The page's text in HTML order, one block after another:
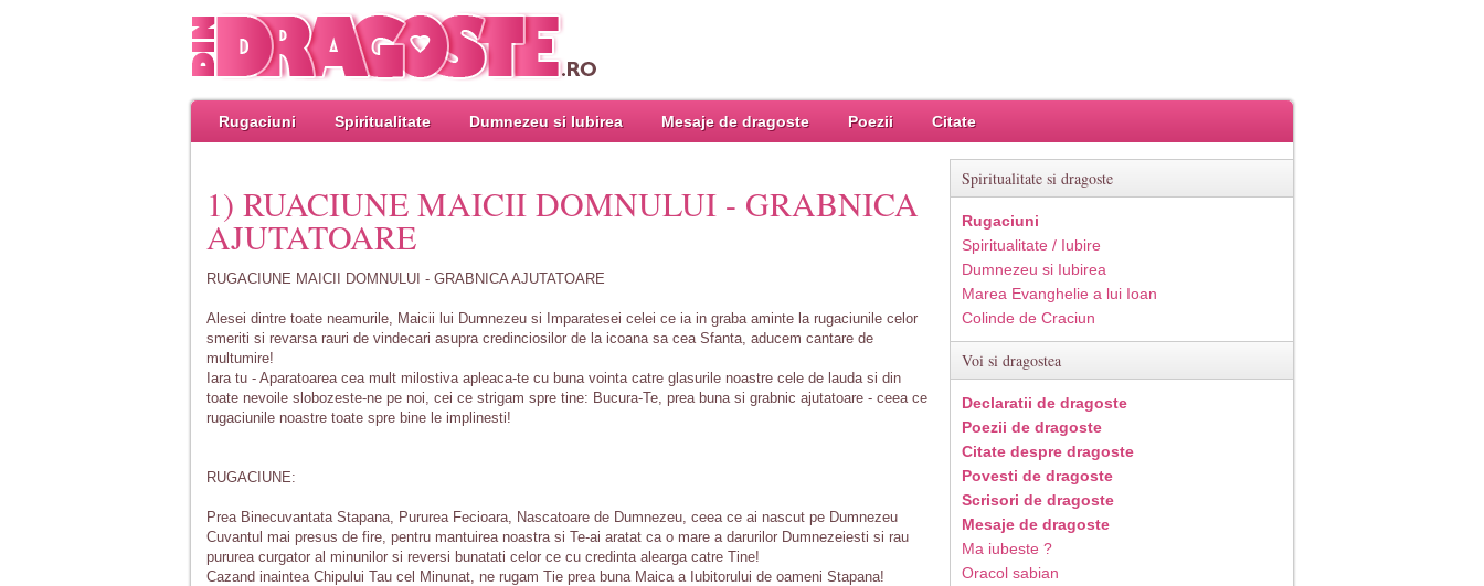
Rugaciuni Spiritualitate Dumnezeu si Iubirea Mesaje de dragoste Poezii Citate
1) RUACIUNE MAICII DOMNULUI - GRABNICA
AJUTATOARE
RUGACIUNE MAICII DOMNULUI - GRABNICA AJUTATOARE
Alesei dintre toate neamurile, Maicii lui Dumnezeu si Imparatesei celei ce ia in graba aminte la rugaciunile celor
smeriti si revarsa rauri de vindecari asupra credinciosilor de la icoana sa cea Sfanta, aducem cantare de
multumire!
Iara tu - Aparatoarea cea mult milostiva apleaca-te cu buna vointa catre glasurile noastre cele de lauda si din
toate nevoile slobozeste-ne pe noi, cei ce strigam spre tine: Bucura-Te, prea buna si grabnic ajutatoare - ceea ce
rugaciunile noastre toate spre bine le implinesti!
RUGACIUNE:
Prea Binecuvantata Stapana, Pururea Fecioara, Nascatoare de Dumnezeu, ceea ce ai nascut pe Dumnezeu
Cuvantul mai presus de fire, pentru mantuirea noastra si Te-ai aratat ca o mare a darurilor Dumnezeiesti si rau
pururea curgator al minunilor si reversi bunatati celor ce cu credinta alearga catre Tine!
Cazand inaintea Chipului Tau cel Minunat, ne rugam Tie prea buna Maica a Iubitorului de oameni Stapana!
Spiritualitate si dragoste
Rugaciuni
Spiritualitate / Iubire
Dumnezeu si Iubirea
Marea Evanghelie a lui Ioan
Colinde de Craciun
Voi si dragostea
Declaratii de dragoste
Poezii de dragoste
Citate despre dragoste
Povesti de dragoste
Scrisori de dragoste
Mesaje de dragoste
Ma iubeste ?
Oracol sabian